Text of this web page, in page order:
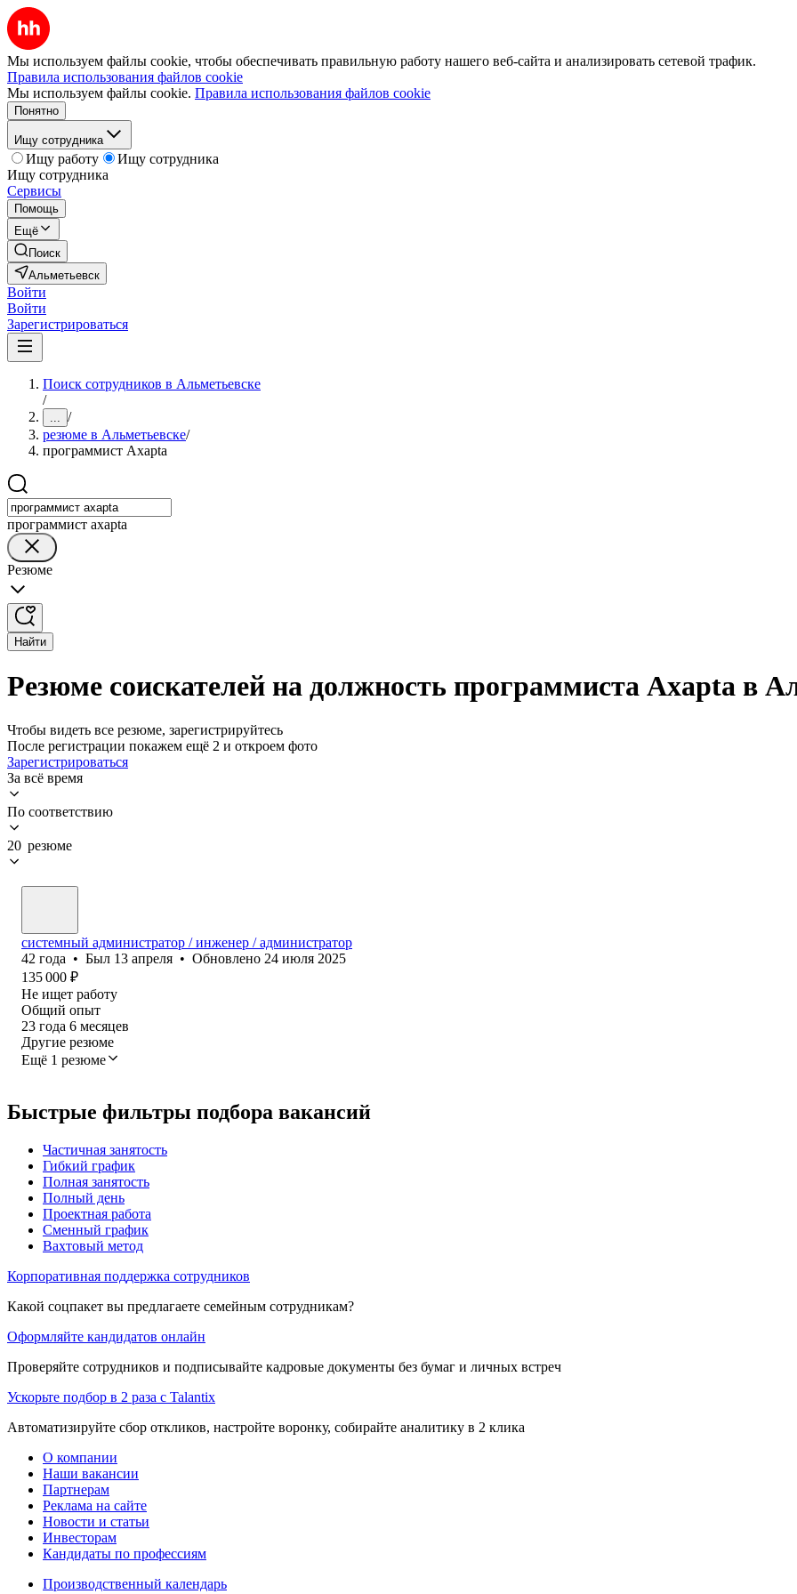
Мы используем файлы cookie, чтобы обеспечивать правильную работу нашего веб-сайта и анализировать сетевой трафик.
Правила использования файлов cookie
Мы используем файлы cookie. Правила использования файлов cookie
Понятно
Ищу сотрудника
Ищу работу
Ищу сотрудника
Ищу сотрудника
Сервисы
Помощь
Ещё
Поиск
Альметьевск
Войти
Войти
Зарегистрироваться
Поиск сотрудников в Альметьевске
/
... /
резюме в Альметьевске/
программист Axapta
программист axapta
Резюме
Найти
Резюме соискателей на должность программиста Axapta в
Чтобы видеть все резюме, зарегистрируйтесь
После регистрации покажем ещё 2 и откроем фото
Зарегистрироваться
За всё время
По соответствию
20 резюме
системный администратор / инженер / администратор
42 года • Был 13 апреля • Обновлено 24 июля 2025
135 000 ₽
Не ищет работу
Общий опыт
23 года 6 месяцев
Другие резюме
Ещё 1 резюме
Быстрые фильтры подбора вакансий
Частичная занятость
Гибкий график
Полная занятость
Полный день
Проектная работа
Сменный график
Вахтовый метод
Корпоративная поддержка сотрудников
Какой соцпакет вы предлагаете семейным сотрудникам?
Оформляйте кандидатов онлайн
Проверяйте сотрудников и подписывайте кадровые документы без бумаг и личных встреч
Ускорьте подбор в 2 раза с Talantix
Автоматизируйте сбор откликов, настройте воронку, собирайте аналитику в 2 клика
О компании
Наши вакансии
Партнерам
Реклама на сайте
Новости и статьи
Инвесторам
Кандидаты по профессиям
Производственный календарь